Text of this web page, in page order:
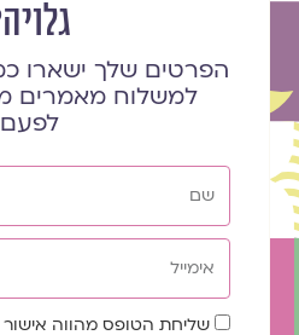
הפרטים שלך ישארו
למשלוח מאמרים
לפעם
שדהשליחת הטופס מהווה אישור